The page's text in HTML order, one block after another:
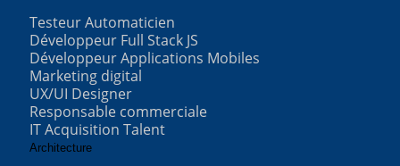
Testeur Automaticien
Développeur Full Stack JS
Développeur Applications Mobiles
Marketing digital
UX/UI Designer
Responsable commerciale
IT Acquisition Talent
Architecture